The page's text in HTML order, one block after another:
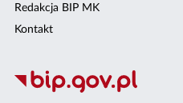
Redakcja BIP MK
Kontakt